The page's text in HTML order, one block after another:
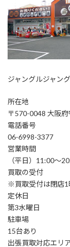
ジャングルジャン
所在地
〒570-0048 大阪
電話番号
06-6998-3377
営業時間
（平日）11:00～
買取の受付
※買取受付は閉店1
定休日
第3水曜日
駐車場
15台あり
出張買取対応エリ